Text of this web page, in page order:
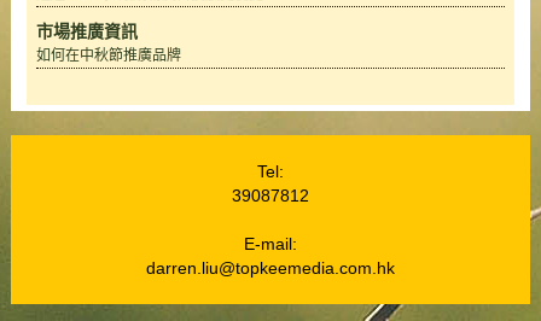
市場推廣資訊
如何在中秋節推廣品牌
Tel:
39087812
E-mail:
darren.liu@topkeemedia.com.hk